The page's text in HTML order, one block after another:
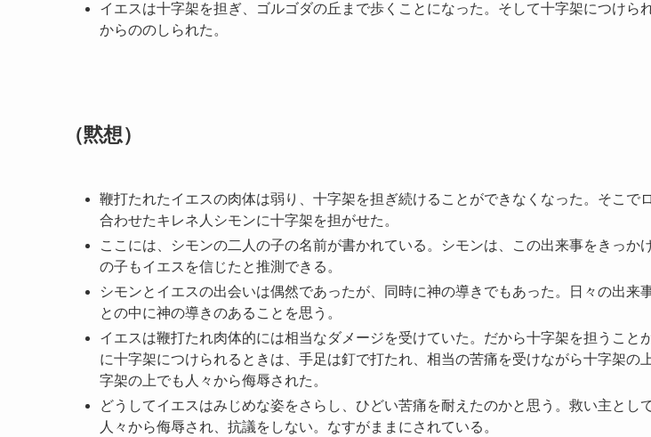
イエスは十字架を担ぎ、ゴルゴダの丘まで歩くことになった。そして十字架につけら
からののしられた。
（黙想）
鞭打たれたイエスの肉体は弱り、十字架を担ぎ続けることができなくなった。そこで
合わせたキレネ人シモンに十字架を担がせた。
ここには、シモンの二人の子の名前が書かれている。シモンは、この出来事をきっか
の子もイエスを信じたと推測できる。
シモンとイエスの出会いは偶然であったが、同時に神の導きでもあった。日々の出来
との中に神の導きのあることを思う。
イエスは鞭打たれ肉体的には相当なダメージを受けていた。だから十字架を担うこと
に十字架につけられるときは、手足は釘で打たれ、相当の苦痛を受けながら十字架の
字架の上でも人々から侮辱された。
どうしてイエスはみじめな姿をさらし、ひどい苦痛を耐えたのかと思う。救い主とし
人々から侮辱され、抗議をしない。なすがままにされている。